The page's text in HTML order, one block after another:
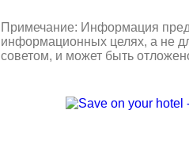
Примечание: Информация
информационных целях, а не
советом, и может быть